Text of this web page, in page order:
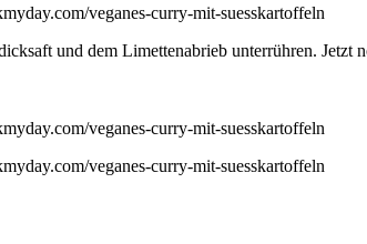
und dem Limettenabrieb unterrühren. Jetzt